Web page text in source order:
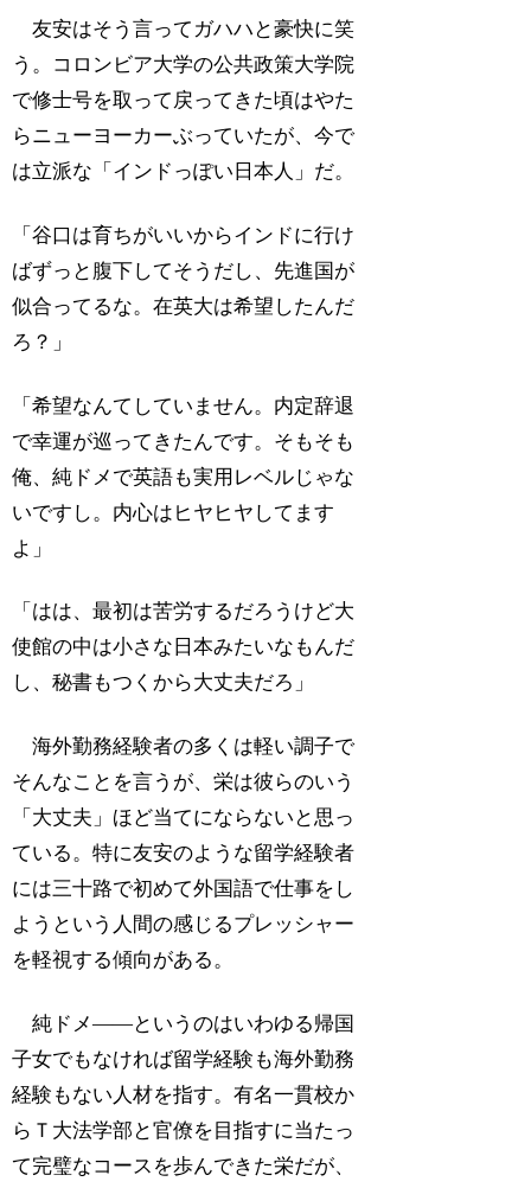
友安はそう言ってガハハと豪快に笑
う。コロンビア大学の公共政策大学院
で修士号を取って戻ってきた頃はやた
らニューヨーカーぶっていたが、今で
は立派な「インドっぽい日本人」だ。
「谷口は育ちがいいからインドに行け
ばずっと腹下してそうだし、先進国が
似合ってるな。在英大は希望したんだ
ろ？」
「希望なんてしていません。内定辞退
で幸運が巡ってきたんです。そもそも
俺、純ドメで英語も実用レベルじゃな
いですし。内心はヒヤヒヤしてます
よ」
「はは、最初は苦労するだろうけど大
使館の中は小さな日本みたいなもんだ
し、秘書もつくから大丈夫だろ」
海外勤務経験者の多くは軽い調子で
そんなことを言うが、栄は彼らのいう
「大丈夫」ほど当てにならないと思っ
ている。特に友安のような留学経験者
には三十路で初めて外国語で仕事をし
ようという人間の感じるプレッシャー
を軽視する傾向がある。
純ドメ――というのはいわゆる帰国
子女でもなければ留学経験も海外勤務
経験もない人材を指す。有名一貫校か
らＴ大法学部と官僚を目指すに当たっ
て完璧なコースを歩んできた栄だが、